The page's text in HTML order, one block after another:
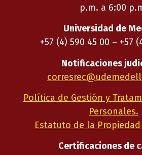
p.m. a 6:00
Universidad de
+57 (4) 590 45 00 – +57
Notificaciones
Política de Gestión y
Personales.
Estatuto de la
Certificaciones de